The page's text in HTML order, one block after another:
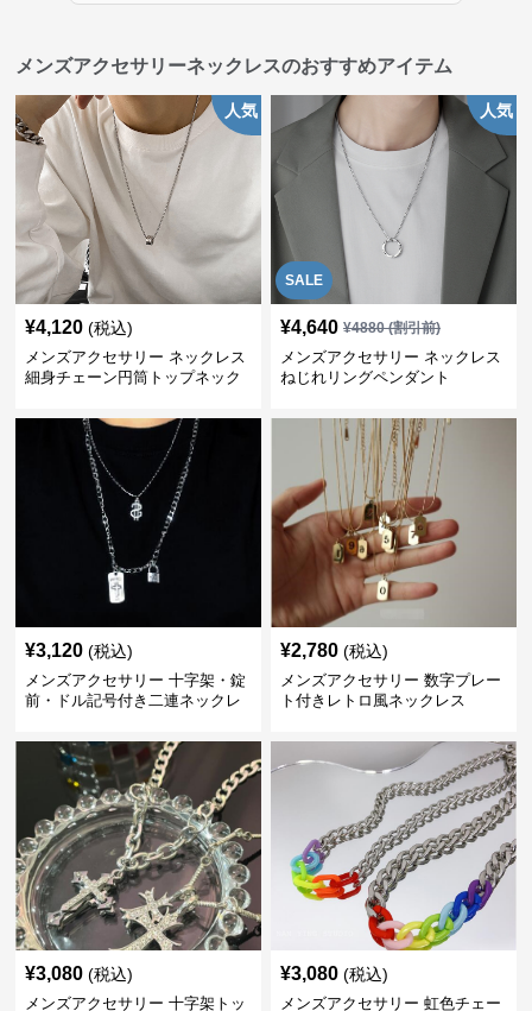
メンズアクセサリーネックレスのおすすめアイテム
人気
¥4,120 (税込)
メンズアクセサリー ネックレス
細身チェーン円筒トップネック
SALE
人気
¥4,640 ¥4880(割引前)
メンズアクセサリー ネックレス
ねじれリングペンダント
¥3,120 (税込)
メンズアクセサリー 十字架・錠
前・ドル記号付き二連ネックレ
¥2,780 (税込)
メンズアクセサリー 数字プレー
ト付きレトロ風ネックレス
¥3,080 (税込)
メンズアクセサリー 十字架トッ
¥3,080 (税込)
メンズアクセサリー 虹色チェー